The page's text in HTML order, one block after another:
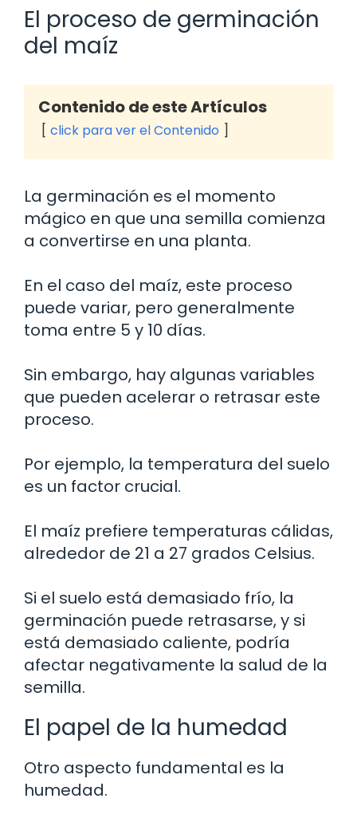
El proceso de germinación
del maíz
Contenido de este Artículos
click para ver el Contenido
La germinación es el momento
mágico en que una semilla comienza
a convertirse en una planta.
En el caso del maíz, este proceso
puede variar, pero generalmente
toma entre 5 y 10 días.
Sin embargo, hay algunas variables
que pueden acelerar o retrasar este
proceso.
Por ejemplo, la temperatura del suelo
es un factor crucial.
El maíz prefiere temperaturas cálidas,
alrededor de 21 a 27 grados Celsius.
Si el suelo está demasiado frío, la
germinación puede retrasarse, y si
está demasiado caliente, podría
afectar negativamente la salud de la
semilla.
El papel de la humedad
Otro aspecto fundamental es la
humedad.